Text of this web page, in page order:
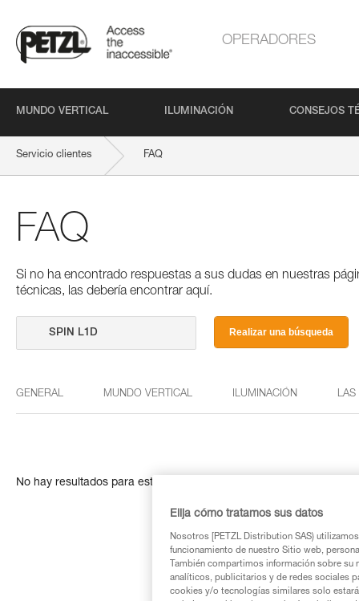
OPERADORES
MUNDO VERTICAL ILUMINACIÓN CONSEJOS
Servicio clientes FAQ
FAQ
Si no ha encontrado respuestas a sus dudas en nuestras
técnicas, las debería encontrar aquí.
Realizar una búsqueda
GENERAL MUNDO VERTICAL ILUMINACIÓN LAS
No hay resultados para esta búsqueda
Elija cómo tratamos sus datos
Nosotros [PETZL Distribution SAS)
funcionamiento de nuestro Sitio web,
También compartimos información sobre
analíticos, publicitarios y de redes sociales
cookies y/o tecnologías similares solo